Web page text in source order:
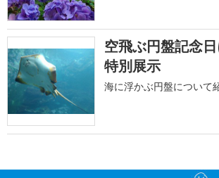
空飛ぶ円盤記念
特別展示
海に浮かぶ円盤について